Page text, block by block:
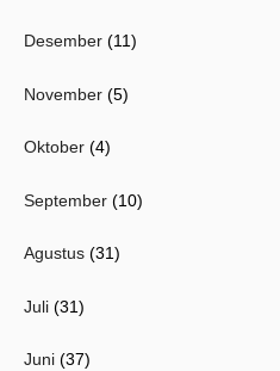
Desember (11)
November (5)
Oktober (4)
September (10)
Agustus (31)
Juli (31)
Juni (37)